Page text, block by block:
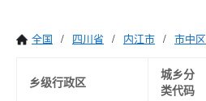
全国 / 四川省 / 内江市 / 市中区
乡级行政区
城乡分
类代码